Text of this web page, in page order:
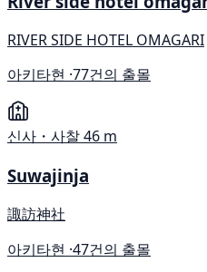
RIVER SIDE HOTEL OMAGARI
아키타현 ·77건의 출몰
신사・사찰46 m
Suwajinja
諏訪神社
아키타현 ·47건의 출몰